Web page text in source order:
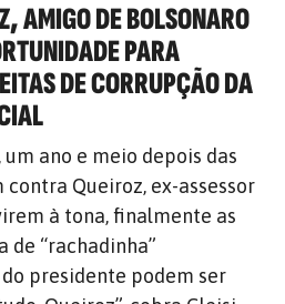
AMIGO DE BOLSONARO
PARA
DE CORRUPÇÃO DA
ano e meio depois das
contra Queiroz, ex-assessor
à tona, finalmente as
de “rachadinha”
presidente podem ser